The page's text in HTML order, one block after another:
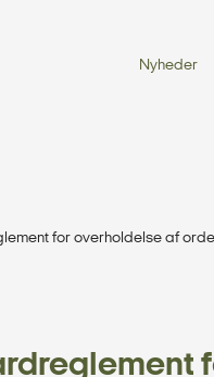
Nyheder
for overholdelse af